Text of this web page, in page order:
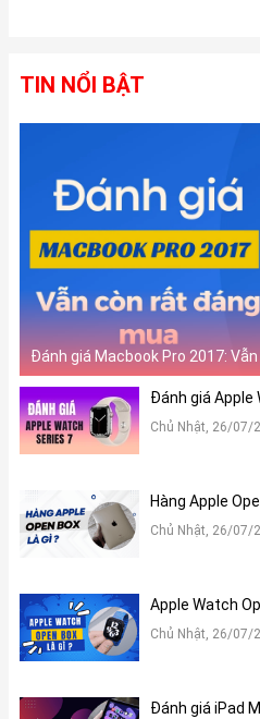
TIN NỔI BẬT
Đánh giá Macbook Pro 2017:
Đánh giá Apple
Chủ Nhật, 26/07/
Hàng Apple
Chủ Nhật, 26/07/
Apple Watch
Chủ Nhật, 26/07/
Đánh giá iPad